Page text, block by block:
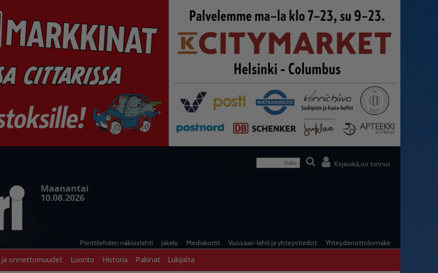
KirjauduLuo tunnus
Maanantai
10.08.2026
Printtilehden näköislehti Jakelu Mediakortit Vuosaari-lehti ja yhteystiedot Yhteydenottolomake
ja onnettomuudet Luonto Historia Pakinat Lukijalta